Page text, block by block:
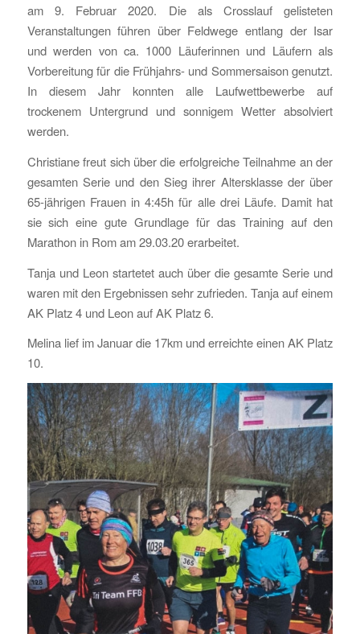
am 9. Februar 2020. Die als Crosslauf gelisteten
Veranstaltungen führen über Feldwege entlang der Isar
und werden von ca. 1000 Läuferinnen und Läufern als
Vorbereitung für die Frühjahrs- und Sommersaison genutzt.
In diesem Jahr konnten alle Laufwettbewerbe auf
trockenem Untergrund und sonnigem Wetter absolviert
werden.
Christiane freut sich über die erfolgreiche Teilnahme an der
gesamten Serie und den Sieg ihrer Altersklasse der über
65-jährigen Frauen in 4:45h für alle drei Läufe. Damit hat
sie sich eine gute Grundlage für das Training auf den
Marathon in Rom am 29.03.20 erarbeitet.
Tanja und Leon startetet auch über die gesamte Serie und
waren mit den Ergebnissen sehr zufrieden. Tanja auf einem
AK Platz 4 und Leon auf AK Platz 6.
Melina lief im Januar die 17km und erreichte einen AK Platz
10.